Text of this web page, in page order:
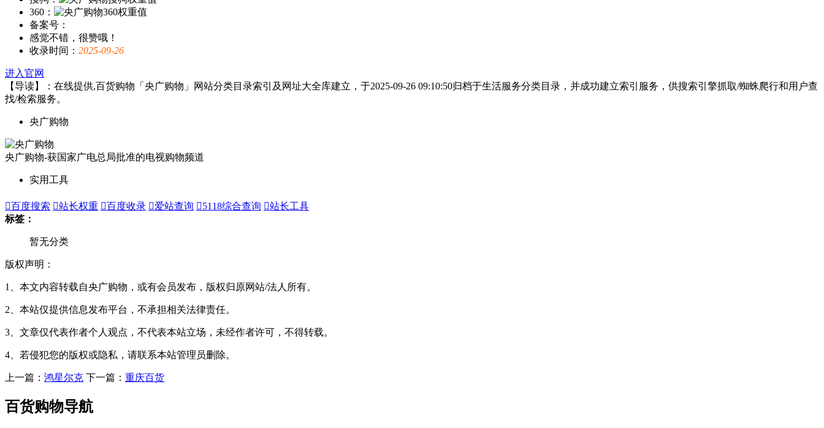
360：
备案号：
感觉不错，很赞哦！
收录时间： 2025-09-26
进入官网
【导读】：在线提供,百货购物「央广购物」网站分类目录索引及网址大全库建立，于2025-09-26 09:10:50归档于生活服务分类目录，并成功建立索引服务，供搜索引擎抓取/蜘蛛爬行和用户查
找/检索服务。
央广购物
央广购物-获国家广电总局批准的电视购物频道
实用工具
百度搜索 站长权重 百度收录 爱站查询 5118综合查询 站长工具
标签：
暂无分类
版权声明：
1、本文内容转载自央广购物，或有会员发布，版权归原网站/法人所有。
2、本站仅提供信息发布平台，不承担相关法律责任。
3、文章仅代表作者个人观点，不代表本站立场，未经作者许可，不得转载。
4、若侵犯您的版权或隐私，请联系本站管理员删除。
上一篇： 鸿星尔克 下一篇： 重庆百货
百货购物导航